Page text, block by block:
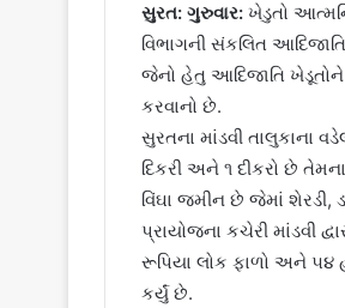
સુરત: ગુરુવાર: ખેડુતો
વિભાગની સંકલિત
જેનો હેતુ આદિજાતિ ખેડૂતોને
કરવાનો છે.
સુરતના માંડવી તાલુકાના
દિકરી અને ૧ દીકરો છે
વિંઘા જમીન છે જેમાં
પ્રાયોજના કચેરી માંડવી
રૂપિયા લોક ફાળો અને ૫૪
કર્યું છે.